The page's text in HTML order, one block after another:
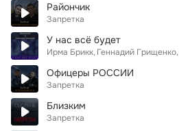
Райончик
Запретка
У нас всё будет
Ирма Брикк Геннадий Грищенко
Офицеры РОССИИ
Запретка
Близким
Запретка